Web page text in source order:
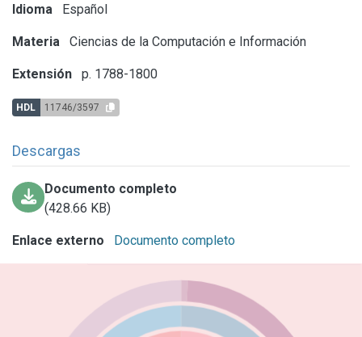
Idioma Español
Materia Ciencias de la Computación e Información
Extensión p. 1788-1800
HDL 11746/3597
Descargas
Documento completo
(428.66 KB)
Enlace externo Documento completo